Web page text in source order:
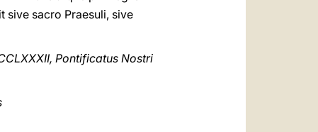
sive sacro Praesuli, sive
Pontificatus Nostri